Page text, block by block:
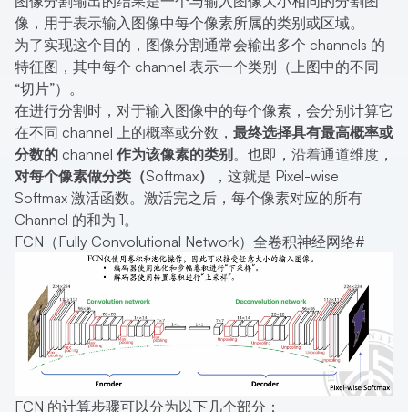
像，用于表示输入图像中每个像素所属的类别或区域。
为了实现这个目的，图像分割通常会输出多个 channels 的
特征图，其中每个 channel 表示一个类别（上图中的不同
“切片”）。
在进行分割时，对于输入图像中的每个像素，会分别计算它
在不同 channel 上的概率或分数， 最终选择具有最高概率或
分数的 channel 作为该像素的类别。也即，沿着通道维度，
对每个像素做分类（Softmax）
，这就是 Pixel-wise
Softmax 激活函数。激活完之后，每个像素对应的所有
Channel 的和为 1。
FCN（Fully Convolutional Network）全卷积神经网络#
FCN 的计算步骤可以分为以下几个部分：